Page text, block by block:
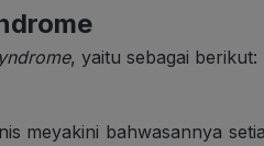
, yaitu sebagai berikut:
meyakini bahwasannya